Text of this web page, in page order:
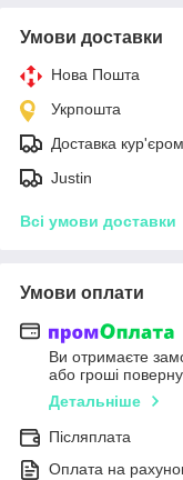
Умови доставки
Нова Пошта
Укрпошта
Доставка кур'єром
Justin
Всі умови доставки
Умови оплати
Ви отримаєте
або гроші
Детальніше
Післяплата
Оплата на